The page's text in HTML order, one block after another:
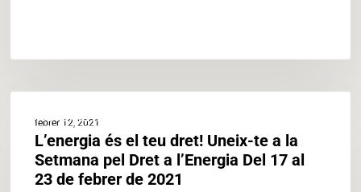
32
ACTUALITAT
febrer 12, 2021
L’energia és el teu dret! Uneix-te a la
Setmana pel Dret a l’Energia Del 17 al
23 de febrer de 2021